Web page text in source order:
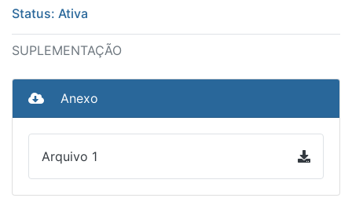
Status: Ativa
SUPLEMENTAÇÃO
Anexo
Arquivo 1